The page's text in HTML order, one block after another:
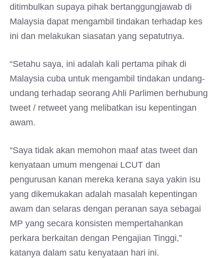
ditimbulkan supaya pihak bertanggungjawab di
Malaysia dapat mengambil tindakan terhadap kes
ini dan melakukan siasatan yang sepatutnya.
“Setahu saya, ini adalah kali pertama pihak di
Malaysia cuba untuk mengambil tindakan undang-
undang terhadap seorang Ahli Parlimen berhubung
tweet / retweet yang melibatkan isu kepentingan
awam.
“Saya tidak akan memohon maaf atas tweet dan
kenyataan umum mengenai LCUT dan
pengurusan kanan mereka kerana saya yakin isu
yang dikemukakan adalah masalah kepentingan
awam dan selaras dengan peranan saya sebagai
MP yang secara konsisten mempertahankan
perkara berkaitan dengan Pengajian Tinggi,”
katanya dalam satu kenyataan hari ini.